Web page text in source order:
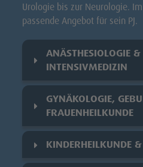
Urologie bis zur Neurologie.
passende Angebot für sein PJ.
ANÄSTHESIOLOGIE &
INTENSIVMEDIZIN
GYNÄKOLOGIE,
FRAUENHEILKUNDE
KINDERHEILKUNDE